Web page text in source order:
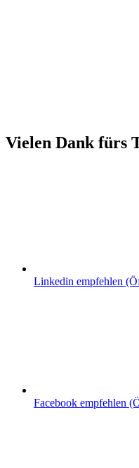
Vielen Dank fürs
Linkedin empfehlen
Facebook empfehlen